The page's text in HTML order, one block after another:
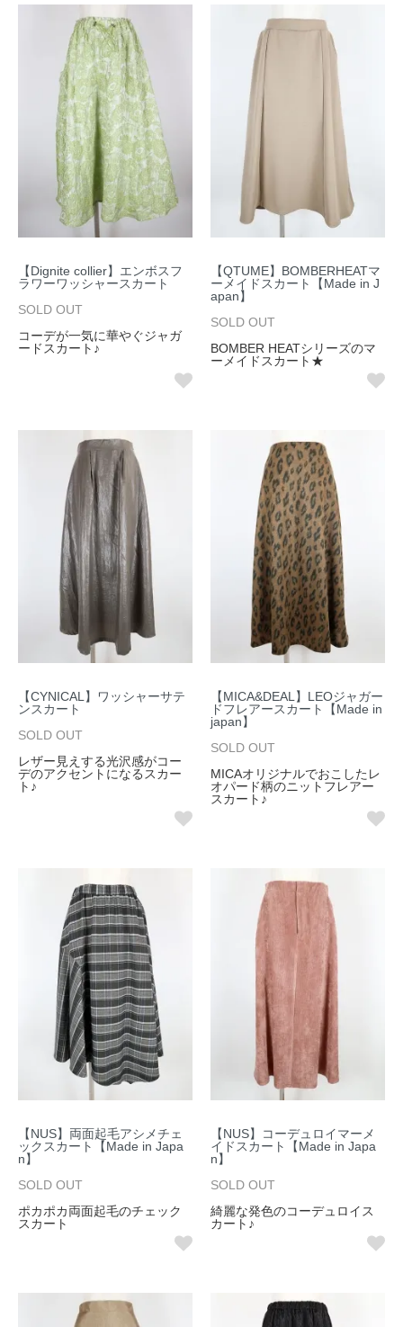
【Dignite collier】エンボスフ
ラワーワッシャースカート
SOLD OUT
コーデが一気に華やぐジャガ
ードスカート♪
【QTUME】BOMBERHEATマ
ーメイドスカート【Made in J
apan】
SOLD OUT
BOMBER HEATシリーズのマ
ーメイドスカート★
【CYNICAL】ワッシャーサテ
ンスカート
SOLD OUT
レザー見えする光沢感がコー
デのアクセントになるスカー
ト♪
【MICA&DEAL】LEOジャガー
ドフレアースカート【Made in
japan】
SOLD OUT
MICAオリジナルでおこしたレ
オパード柄のニットフレアー
スカート♪
【NUS】両面起毛アシメチェ
ックスカート【Made in Japa
n】
SOLD OUT
ポカポカ両面起毛のチェック
スカート
【NUS】コーデュロイマーメ
イドスカート【Made in Japa
n】
SOLD OUT
綺麗な発色のコーデュロイス
カート♪